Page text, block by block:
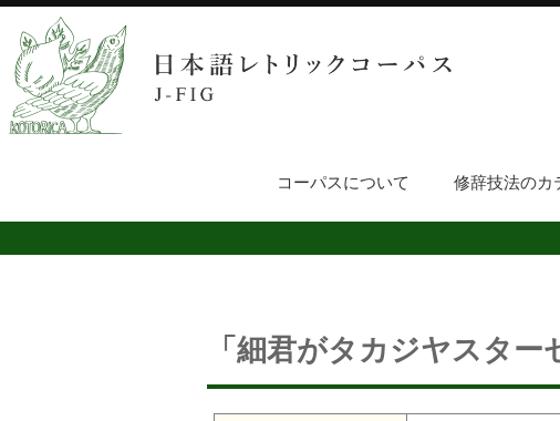
コーパスについて 修辞技法のカ
「細君がタカジヤスタ